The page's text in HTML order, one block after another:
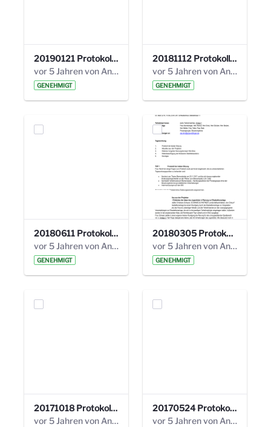
20190121 Protokoll 25. Steuerungskreis.pdf
vor 5 Jahren von Anni Schlumberger
GENEHMIGT
20181112 Protokoll 24. Steuerungskreis.pdf
vor 5 Jahren von Anni Schlumberger
GENEHMIGT
20180611 Protokoll 23. Steuerungskreis.pdf
vor 5 Jahren von Anni Schlumberger
GENEHMIGT
20180305 Protokoll 22. Steuerungskreis.pdf
vor 5 Jahren von Anni Schlumberger
GENEHMIGT
20171018 Protokoll 21. Steuerungskreis.pdf
vor 5 Jahren von Anni Schlumberger
20170524 Protokoll 20. Steuerungskreis.pdf
vor 5 Jahren von Anni Schlumberger